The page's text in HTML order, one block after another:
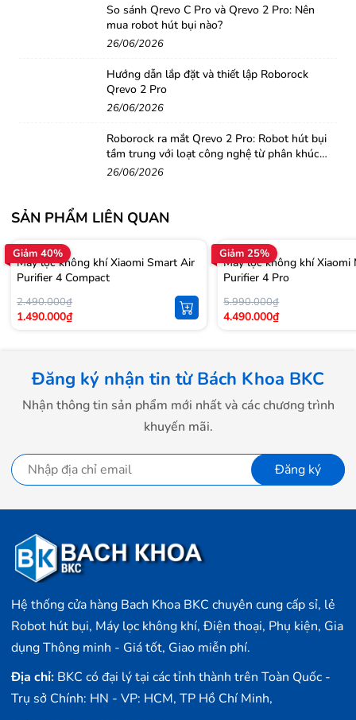
trong căn phòng của bạn màkhông mất nhiều thao tác
trong thiết kế
Máy lọc không khí Xiaomi Mi Air Purifier 3H với thiết kế
màn hình OLED hiển thị chỉ số PM 2.5 thời gian thực,
nhiệt độ, độ ẩm, liên kết điện thoại thông minh và chế
Cảm biến nhạy bén, chính xác
Cảm biến bụi phía sau thân máy, phát hiện bụi nhỏ, mùi
hôi, các chất độc hại có trong không khí cũng như nhiệt
độ, độ ẩm và hiển thị chi tiết lên màn hình OLED.
So sánh Qrevo C Pro và Qrevo 2 Pro: Nên
mua robot hút bụi nào?
26/06/2026
Hướng dẫn lắp đặt và thiết lập Roborock
Qrevo 2 Pro
26/06/2026
Roborock ra mắt Qrevo 2 Pro: Robot hút bụi
tầm trung với loạt công nghệ từ phân khúc
cao cấp
26/06/2026
SẢN PHẨM LIÊN QUAN
Giảm 40%
Máy lọc không khí Xiaomi Smart Air
Purifier 4 Compact
2.490.000₫
1.490.000₫
Giảm 25%
Máy lọc không khí Xiaomi
Purifier 4 Pro
5.990.000₫
4.490.000₫
Đăng ký nhận tin từ Bách Khoa BKC
Nhận thông tin sản phẩm mới nhất và các chương trình
khuyến mãi.
Đăng ký
Hệ thống cửa hàng Bach Khoa BKC chuyên cung cấp sỉ, lẻ
Robot hút bụi, Máy lọc không khí, Điện thoại, Phụ kiện, Gia
dụng Thông minh - Giá tốt, Giao miễn phí.
Địa chỉ: BKC có đại lý tại các tỉnh thành trên Toàn Quốc -
Trụ sở Chính: HN - VP: HCM, TP Hồ Chí Minh,